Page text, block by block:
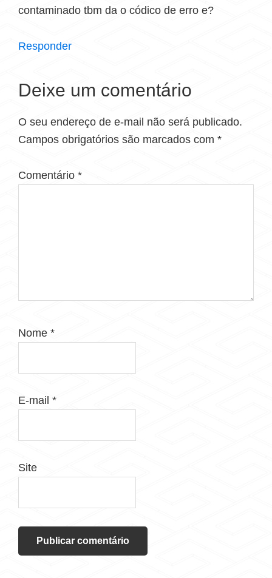
contaminado tbm da o códico de erro e?
Responder
Deixe um comentário
O seu endereço de e-mail não será publicado.
Campos obrigatórios são marcados com *
Comentário *
Nome *
E-mail *
Site